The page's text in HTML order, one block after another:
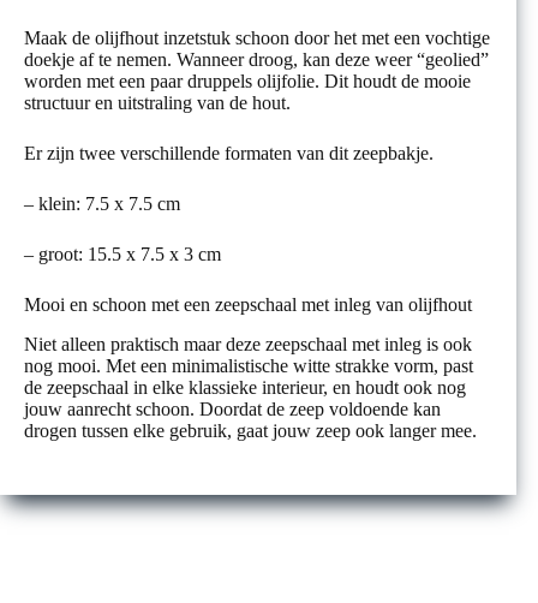
Maak de olijfhout inzetstuk schoon door het met een vochtige
doekje af te nemen. Wanneer droog, kan deze weer “geolied”
worden met een paar druppels olijfolie. Dit houdt de mooie
structuur en uitstraling van de hout.
Er zijn twee verschillende formaten van dit zeepbakje.
– klein: 7.5 x 7.5 cm
– groot: 15.5 x 7.5 x 3 cm
Mooi en schoon met een zeepschaal met inleg van olijfhout
Niet alleen praktisch maar deze zeepschaal met inleg is ook
nog mooi. Met een minimalistische witte strakke vorm, past
de zeepschaal in elke klassieke interieur, en houdt ook nog
jouw aanrecht schoon. Doordat de zeep voldoende kan
drogen tussen elke gebruik, gaat jouw zeep ook langer mee.